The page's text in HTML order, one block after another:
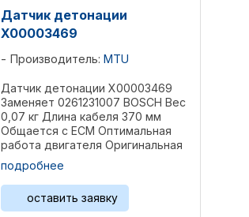
Датчик детонации
X00003469
Производитель: MTU
Датчик детонации X00003469
Заменяет 0261231007 BOSCH Вес
0,07 кг Длина кабеля 370 мм
Общается с ECM Оптимальная
работа двигателя Оригинальная
запчасть MTU Производитель
МТУ. Изготовлен в соответствии
с оригинальными заводскими
спецификациями Для ...
подробнее
оставить заявку